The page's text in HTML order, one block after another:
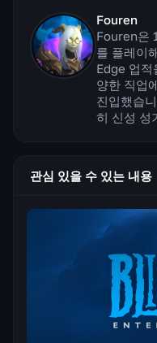
Fouren
Fouren은
를 플레이
Edge 업적
양한 직업
진입했습
히 신성 성
관심 있을 수 있는 내용